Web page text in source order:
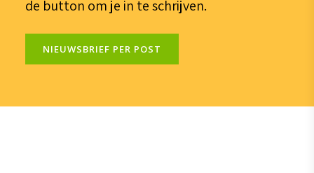
de button om je in te schrijven.
NIEUWSBRIEF PER POST